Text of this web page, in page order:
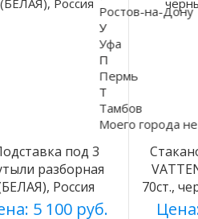
под 3
разборная
Россия
5 100 руб.
70ст.,
Ростов-на-Дону
У
Уфа
П
Пермь
Т
Тамбов
Моего города